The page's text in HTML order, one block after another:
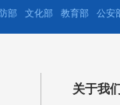
部 文化部 教育部 公安
关于我